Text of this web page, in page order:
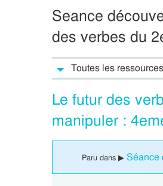
Seance
des verbes du
Toutes les
Le futur des
manipuler :
Paru dans ▶ Séance